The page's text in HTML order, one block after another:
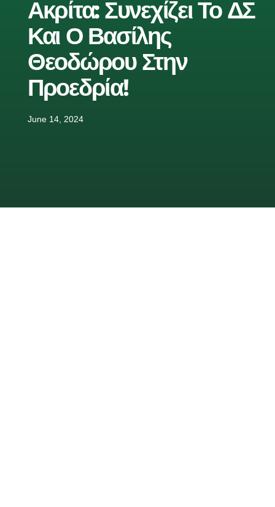
Ακρίτα: Συνεχίζει Το ΔΣ
Και Ο Βασίλης
Θεοδώρου Στην
Προεδρία!
June 14, 2024